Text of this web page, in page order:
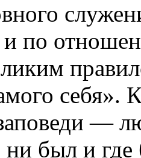
и по
себя».
—
был и